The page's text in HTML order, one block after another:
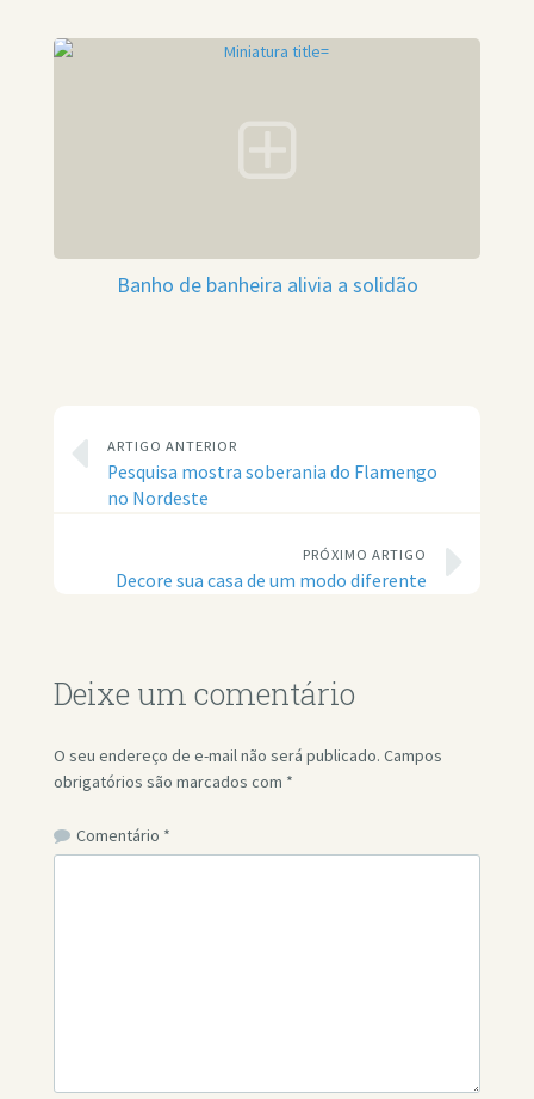
Banho de banheira alivia a solidão
ARTIGO ANTERIOR
Pesquisa mostra soberania do Flamengo
no Nordeste
PRÓXIMO ARTIGO
Decore sua casa de um modo diferente
Deixe um comentário
O seu endereço de e-mail não será publicado. Campos
obrigatórios são marcados com *
Comentário *